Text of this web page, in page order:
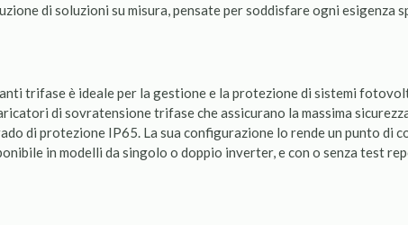
di soluzioni su misura, pensate per soddisfare ogni esigenza
trifase è ideale per la gestione e la protezione di sistemi
di sovratensione trifase che assicurano la massima
di protezione IP65. La sua configurazione lo rende un punto di
in modelli da singolo o doppio inverter, e con o senza test